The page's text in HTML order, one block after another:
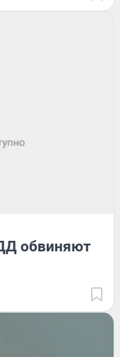
обвиняют